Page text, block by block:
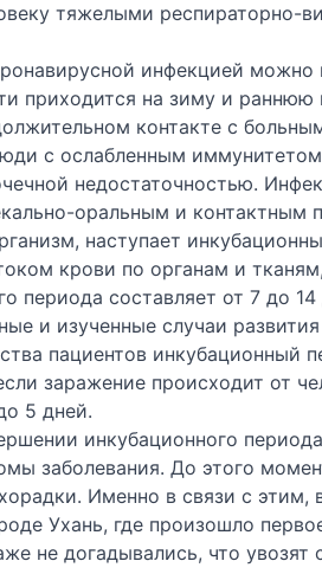
тяжелыми респираторно-
инфекцией можно
приходится на зиму и
контакте с
с ослабленным
недостаточностью.
оральным и контактным
наступает
крови по органам и
периода составляет от 7 до
и изученные случаи
пациентов инкубационный
заражение происходит от
5 дней.
инкубационного
заболевания. До этого
Именно в связи с этим,
Ухань, где произошло
не догадывались, что увозят